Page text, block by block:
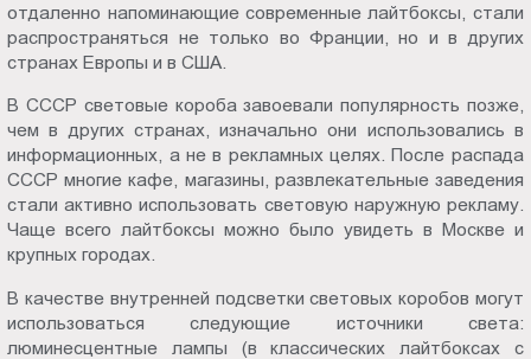
отдаленно напоминающие современные лайтбоксы, стали
распространяться не только во Франции, но и в других
странах Европы и в США.
В СССР световые короба завоевали популярность позже,
чем в других странах, изначально они использовались в
информационных, а не в рекламных целях. После распада
СССР многие кафе, магазины, развлекательные заведения
стали активно использовать световую наружную рекламу.
Чаще всего лайтбоксы можно было увидеть в Москве и
крупных городах.
В качестве внутренней подсветки световых коробов могут
использоваться следующие источники света:
люминесцентные лампы (в классических лайтбоксах с